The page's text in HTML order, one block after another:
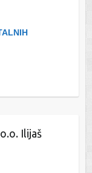
Ilijaš